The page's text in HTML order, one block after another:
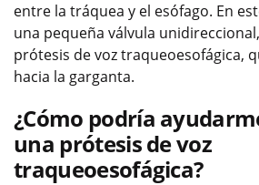
entre la tráquea y el esófago. En
una pequeña válvula
prótesis de voz traqueoesofágica,
hacia la garganta.
¿Cómo podría
una prótesis de voz
traqueoesofágica?